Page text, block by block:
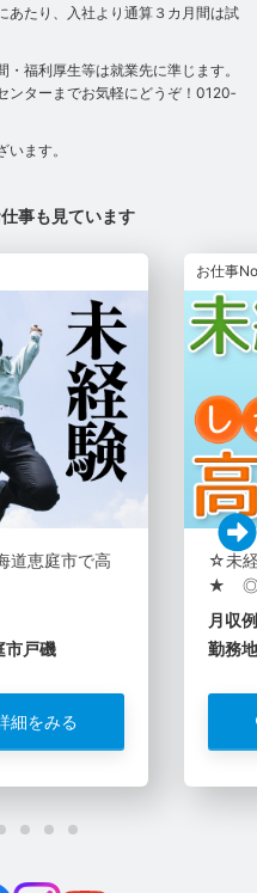
あたり、入社より通算３カ月間は試
福利厚生等は就業先に準じます。
ンターまでお気軽にどうぞ！0120‐
ます。
事も見ています
道恵庭市で高
市戸磯
細をみる
お仕事
☆未
★ ◎
月収
勤務